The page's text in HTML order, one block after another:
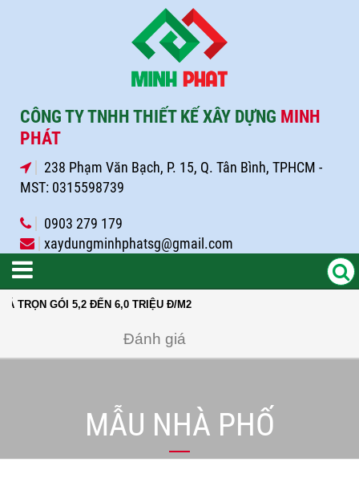
CÔNG TY TNHH THIẾT KẾ XÂY DỰNG MINH
PHÁT
238 Phạm Văn Bạch, P. 15, Q. Tân Bình, TPHCM -
MST: 0315598739
0903 279 179
xaydungminhphatsg@gmail.com
GÓI 5,2 ĐẾN 6,0 TRIỆU Đ/M2
Đánh giá
MẪU NHÀ PHỐ